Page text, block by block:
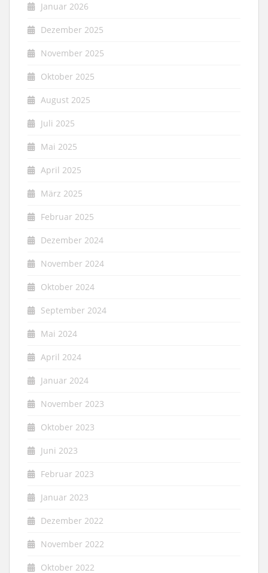
Januar 2026
Dezember 2025
November 2025
Oktober 2025
August 2025
Juli 2025
Mai 2025
April 2025
März 2025
Februar 2025
Dezember 2024
November 2024
Oktober 2024
September 2024
Mai 2024
April 2024
Januar 2024
November 2023
Oktober 2023
Juni 2023
Februar 2023
Januar 2023
Dezember 2022
November 2022
Oktober 2022